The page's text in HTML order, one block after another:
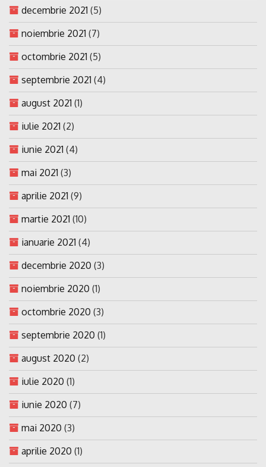
decembrie 2021 (5)
noiembrie 2021 (7)
octombrie 2021 (5)
septembrie 2021 (4)
august 2021 (1)
iulie 2021 (2)
iunie 2021 (4)
mai 2021 (3)
aprilie 2021 (9)
martie 2021 (10)
ianuarie 2021 (4)
decembrie 2020 (3)
noiembrie 2020 (1)
octombrie 2020 (3)
septembrie 2020 (1)
august 2020 (2)
iulie 2020 (1)
iunie 2020 (7)
mai 2020 (3)
aprilie 2020 (1)